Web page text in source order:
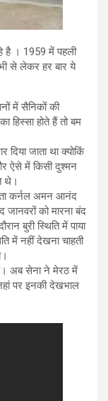
है । 1959 में पहली
से लेकर हर बार ये
में सैनिकों की
हिस्सा होते हैं तो बम
जाता था क्योकिं
ऐसे में किसी दुश्मन
थे।
कर्नल अमन आनंद
को मारना बंद
बुरी स्थिति में पाया
में नहीं देखना चाहती
अब सेना ने मेरठ में
पर इनकी देखभाल